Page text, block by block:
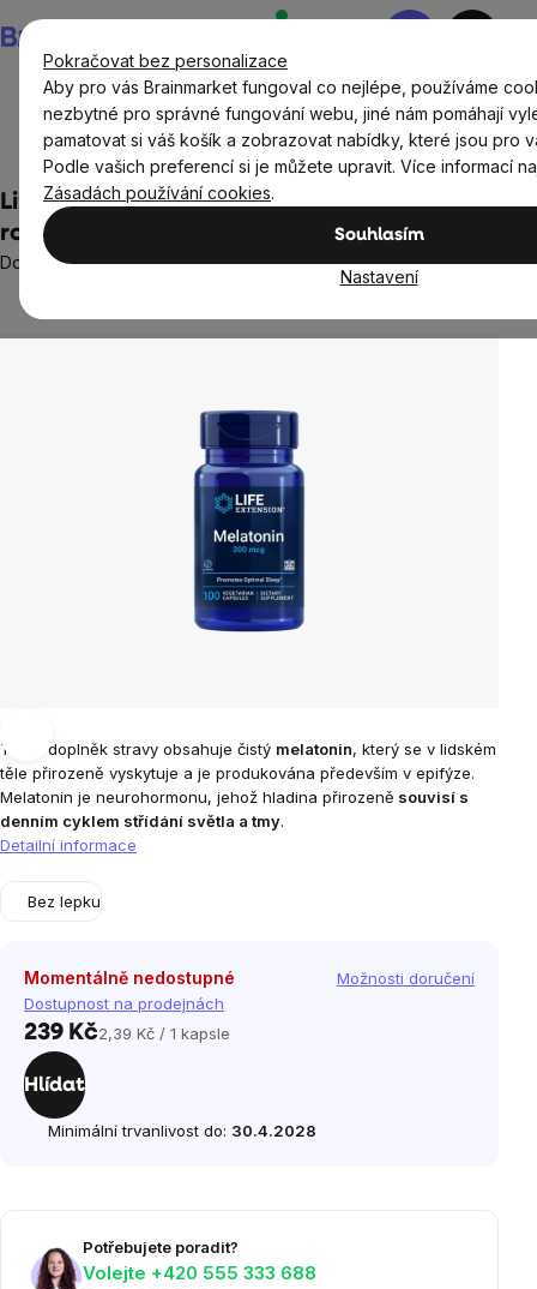
Pokračovat bez personalizace
Aby pro vás Brainmarket fungoval co nejlépe, používáme
nezbytné pro správné fungování webu, jiné nám pomáhají
pamatovat si váš košík a zobrazovat nabídky, které jsou pro
Podle vašich preferencí si je můžete upravit. Více informací
Zásadách používání cookies.
Souhlasím
Nastavení
na
obsah
Nákupní
Cíle Spánek
Life Extension Melatonin 300 mcg, 100
rostlinných kapslí
Doplněk stravy
Průměrné
Tento doplněk stravy obsahuje čistý melatonin, který se v lidském
těle přirozeně vyskytuje a je produkována především v epifýze.
Melatonin je neurohormonu, jehož hladina přirozeně souvisí s
denním cyklem střídání světla a tmy.
Detailní informace
Bez lepku
Momentálně nedostupné
Dostupnost na prodejnách
Možnosti doručení
239 KčMěrná
2,39 Kč / 1 kapsle
Hlídat
Minimální trvanlivost do: 30.4.2028
Potřebujete poradit?
Volejte ‭+420 555 333 688